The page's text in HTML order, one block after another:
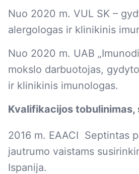
Nuo 2020 m. VUL SK –
alergologas ir klinikinis
Nuo 2020 m. UAB
mokslo darbuotojas,
ir klinikinis imunologas.
Kvalifikacijos tobulinimas,
2016 m. EAACI Septintas
jautrumo vaistams
Ispanija.